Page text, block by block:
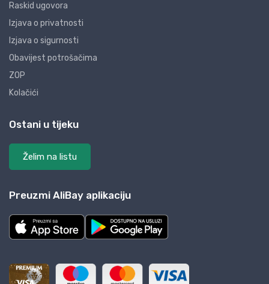
Raskid ugovora
Izjava o privatnosti
Izjava o sigurnosti
Obavijest potrošačima
ZOP
Kolačići
Ostani u tijeku
Želim na listu
Preuzmi AliBay aplikaciju